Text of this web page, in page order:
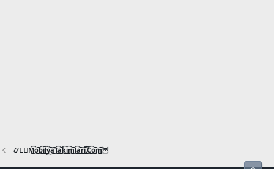
📿🧙‍♂️M͜͡o͜͡b͜͡i͜͡l͜͡y͜͡a͜͡T͜͡a͜͡k͜͡i͜͡m͜͡l͜͡a͜͡r͜͡i͜͡.͜͡C͜͡o͜͡m͜͡🦉